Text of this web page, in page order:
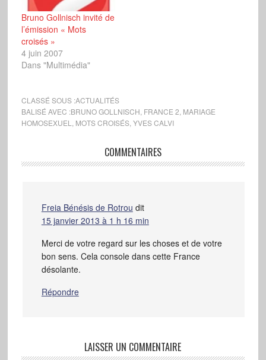
Bruno Gollnisch invité de
l’émission « Mots
croisés »
4 juin 2007
Dans "Multimédia"
CLASSÉ SOUS :ACTUALITÉS
BALISÉ AVEC :BRUNO GOLLNISCH FRANCE 2 MARIAGE
HOMOSEXUEL
MOTS CROISÉS, YVES CALVI
COMMENTAIRES
Freia Bénésis de Rotrou dit
15 janvier 2013 à 1 h 16 min
Merci de votre regard sur les choses et de votre
bon sens. Cela console dans cette France
désolante.
Répondre
LAISSER UN COMMENTAIRE